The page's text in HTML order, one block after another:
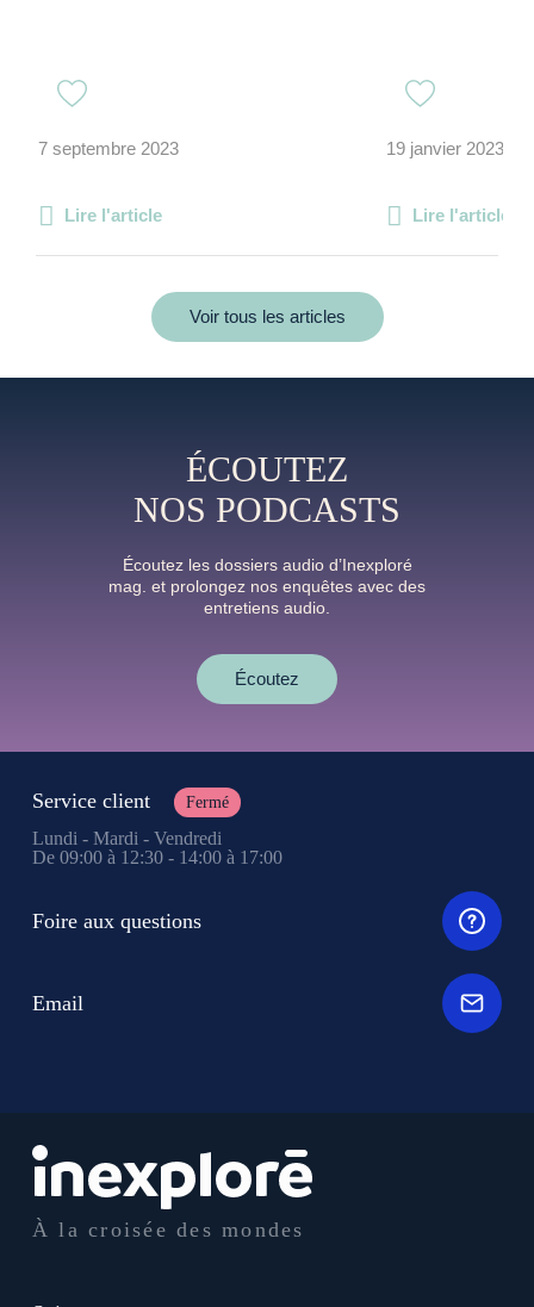
7 septembre 2023
Lire l'article
19 janvier 2023
Lire l'article
Voir tous les articles
ÉCOUTEZ
NOS PODCASTS
Écoutez les dossiers audio d’Inexploré
mag. et prolongez nos enquêtes avec des
entretiens audio.
Écoutez
À la croisée des mondes
Service client Fermé
Lundi - Mardi - Vendredi
De 09:00 à 12:30 - 14:00 à 17:00
Foire aux questions
Email